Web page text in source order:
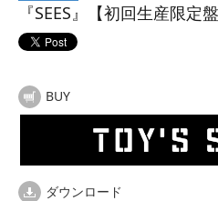
『SEES』【初回生産限定
BUY
ダウンロード